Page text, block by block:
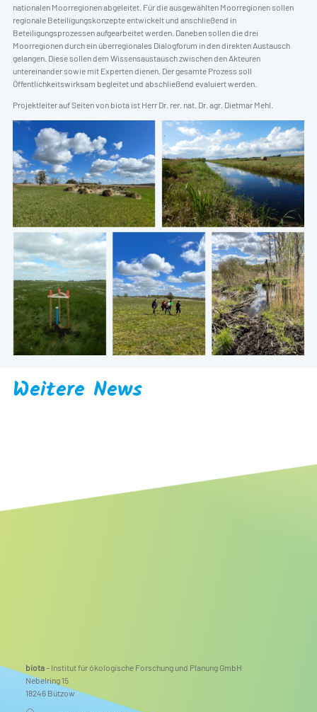
nationalen Moorregionen abgeleitet. Für die ausgewählten Moorregionen sollen
regionale Beteiligungskonzepte entwickelt und anschließend in
Beteiligungsprozessen aufgearbeitet werden. Daneben sollen die drei
Moorregionen durch ein überregionales Dialogforum in den direkten Austausch
gelangen. Diese sollen dem Wissensaustausch zwischen den Akteuren
untereinander sowie mit Experten dienen. Der gesamte Prozess soll
Öffentlichkeitswirksam begleitet und abschließend evaluiert werden.
Projektleiter auf Seiten von biota ist Herr Dr. rer. nat. Dr. agr. Dietmar Mehl.
Weitere News
biota– Institut für ökologische Forschung und Planung GmbH
Nebelring 15
18246 Bützow